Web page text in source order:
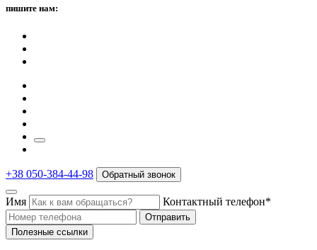
пишите нам:
+38 050-384-44-98 Обратный звонок
Имя Контактный телефон*
Отправить
Полезные ссылки